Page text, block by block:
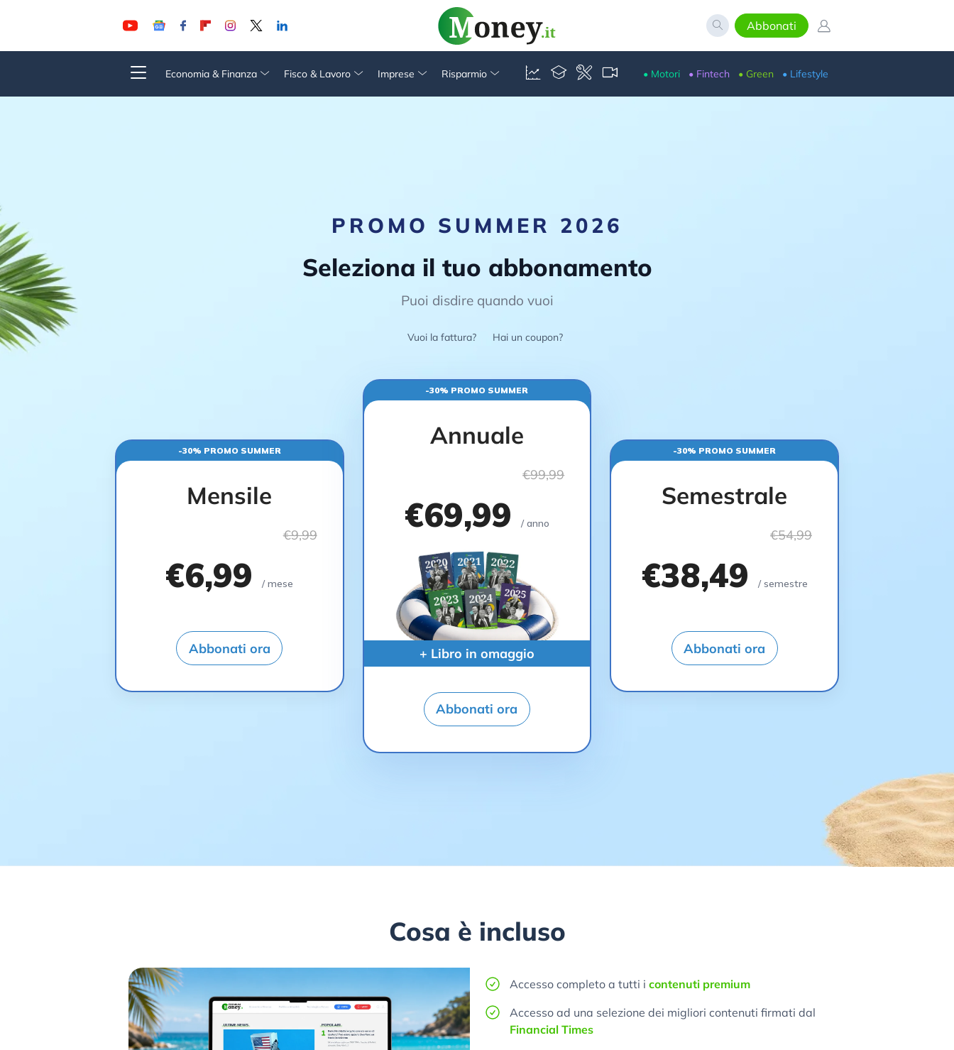
Abbonati
Economia & Finanza Fisco & Lavoro Imprese Risparmio • Motori • Fintech • Green • Lifestyle
PROMO SUMMER 2026
Seleziona il tuo abbonamento
Puoi disdire quando vuoi
Vuoi la fattura? Hai un coupon?
-30% PROMO SUMMER
Mensile
€9,99
€6,99/ mese
Abbonati ora
-30% PROMO SUMMER
Annuale
€99,99
€69,99 / anno
+ Libro in omaggio
Abbonati ora
-30% PROMO SUMMER
Semestrale
€54,99
€38,49 / semestre
Abbonati ora
Cosa è incluso
Accesso completo a tutti i contenuti premium
Accesso ad una selezione dei migliori contenuti firmati dal
Financial Times